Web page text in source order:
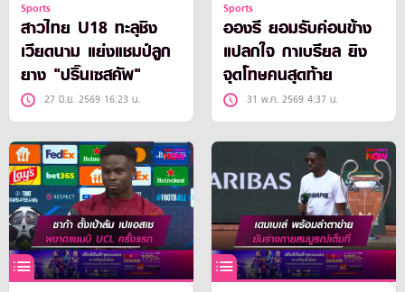
Sports
สาวไทย U18 ทะลุชิง
เวียดนาม แย่งแชมป์ลูก
ยาง "ปริ๊นเซสคัพ"
27 มิ.ย. 2569 16:23 น.
Sports
อองรี ยอมรับค่อนข้าง
แปลกใจ กาเบรียล ยิง
จุดโทษคนสุดท้าย
31 พ.ค. 2569 4:37 น.